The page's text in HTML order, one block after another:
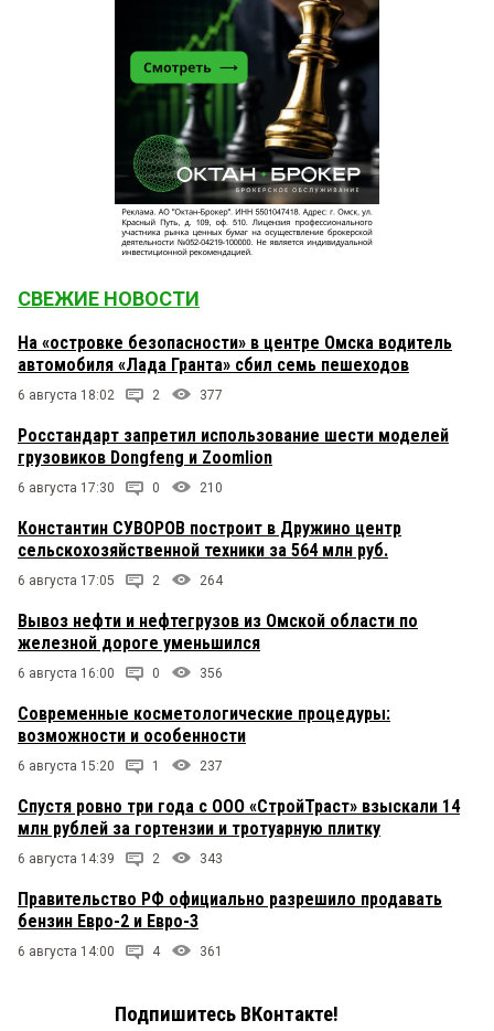
СВЕЖИЕ НОВОСТИ
На «островке безопасности» в центре Омска водитель
автомобиля «Лада Гранта» сбил семь пешеходов
6 августа 18:02 2 377
Росстандарт запретил использование шести моделей
грузовиков Dongfeng и Zoomlion
6 августа 17:30 0 210
Константин СУВОРОВ построит в Дружино центр
сельскохозяйственной техники за 564 млн руб.
6 августа 17:05 2 264
Вывоз нефти и нефтегрузов из Омской области по
железной дороге уменьшился
6 августа 16:00 0 356
Современные косметологические процедуры:
возможности и особенности
6 августа 15:20 1 237
Спустя ровно три года с ООО «СтройТраст» взыскали 14
млн рублей за гортензии и тротуарную плитку
6 августа 14:39 2 343
Правительство РФ официально разрешило продавать
бензин Евро-2 и Евро-3
6 августа 14:00 4 361
Подпишитесь ВКонтакте!